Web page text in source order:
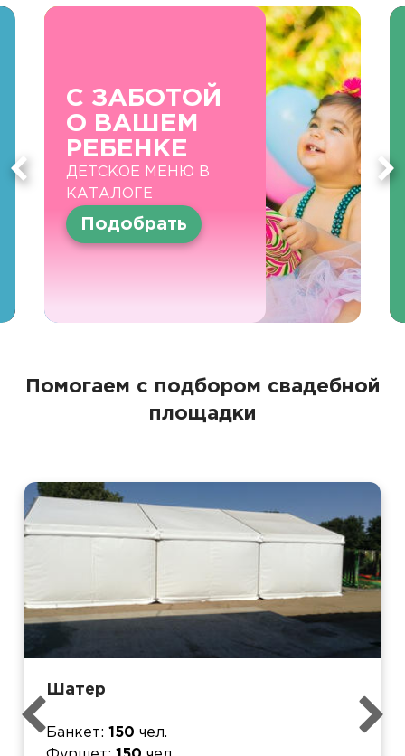
С ЗАБОТОЙ
О ВАШЕМ
РЕБЕНКЕ
ДЕТСКОЕ МЕНЮ В
КАТАЛОГЕ
Подобрать
Помогаем с подбором свадебной
площадки
Шатер
Банкет 150 чел.